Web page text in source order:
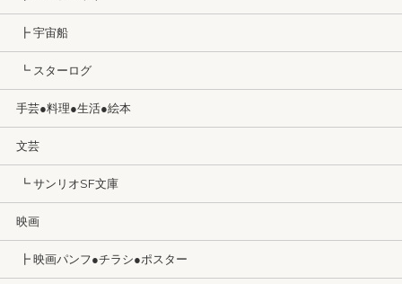
┣ 宇宙船
┗ スターログ
手芸●料理●生活●絵本
文芸
┗ サンリオSF文庫
映画
┣ 映画パンフ●チラシ●ポスター